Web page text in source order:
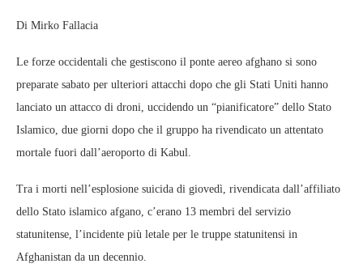
Di Mirko Fallacia
Le forze occidentali che gestiscono il ponte aereo afghano si sono
preparate sabato per ulteriori attacchi dopo che gli Stati Uniti hanno
lanciato un attacco di droni, uccidendo un “pianificatore” dello Stato
Islamico, due giorni dopo che il gruppo ha rivendicato un attentato
mortale fuori dall’aeroporto di Kabul.
Tra i morti nell’esplosione suicida di giovedì, rivendicata dall’affiliato
dello Stato islamico afgano, c’erano 13 membri del servizio
statunitense, l’incidente più letale per le truppe statunitensi in
Afghanistan da un decennio.